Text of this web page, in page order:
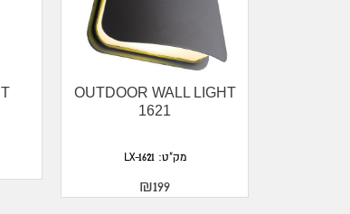
OUTDOOR WALL LIGHT
1621
מק"ט: LX-1621
₪199